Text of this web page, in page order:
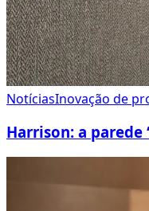
NotíciasInovação de
Harrison: a parede